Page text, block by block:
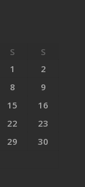
S
S
1
2
8
9
15
16
22
23
29
30